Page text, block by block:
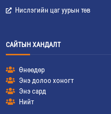
Нислэгийн цаг уурын төв
САЙТЫН ХАНДАЛТ
Өнөөдөр
Энэ долоо хоногт
Энэ сард
Нийт